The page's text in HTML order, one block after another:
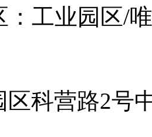
：工业园区/
科营路2号